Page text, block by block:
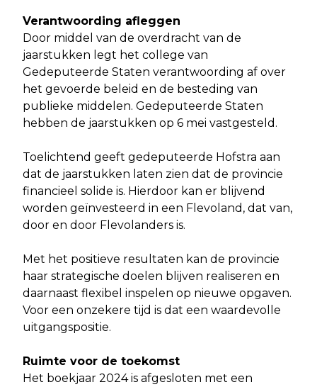
Verantwoording afleggen
Door middel van de overdracht van de
jaarstukken legt het college van
Gedeputeerde Staten verantwoording af over
het gevoerde beleid en de besteding van
publieke middelen. Gedeputeerde Staten
hebben de jaarstukken op 6 mei vastgesteld.
Toelichtend geeft gedeputeerde Hofstra aan
dat de jaarstukken laten zien dat de provincie
financieel solide is. Hierdoor kan er blijvend
worden geïnvesteerd in een Flevoland, dat van,
door en door Flevolanders is.
Met het positieve resultaten kan de provincie
haar strategische doelen blijven realiseren en
daarnaast flexibel inspelen op nieuwe opgaven.
Voor een onzekere tijd is dat een waardevolle
uitgangspositie.
Ruimte voor de toekomst
Het boekjaar 2024 is afgesloten met een